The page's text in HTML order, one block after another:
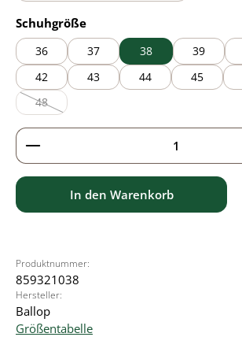
Schuhgrößeauswählen
36 37 38 39
42
43 44 45
48
(Diese Option ist zurzeit nicht verfügbar.)
Produkt Anzahl: Gib den
In den Warenkorb
Produktnummer:
859321038
Hersteller:
Ballop
Größentabelle